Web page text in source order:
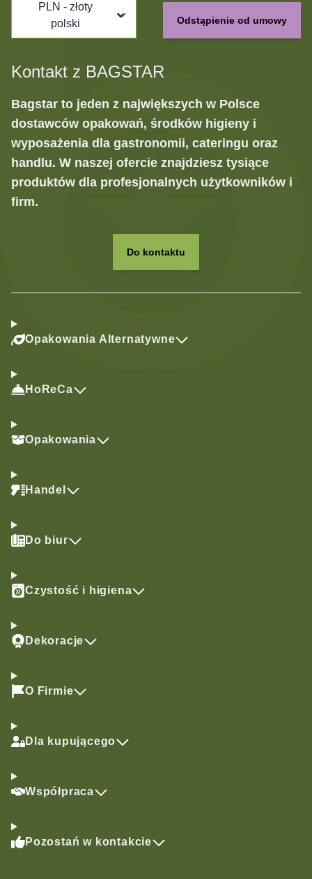
PLN - złoty
polski
Odstąpienie od umowy
Kontakt z BAGSTAR
Bagstar to jeden z największych w Polsce
dostawców opakowań, środków higieny i
wyposażenia dla gastronomii, cateringu oraz
handlu. W naszej ofercie znajdziesz tysiące
produktów dla profesjonalnych użytkowników i
firm.
Do kontaktu
Opakowania Alternatywne
HoReCa
Opakowania
Handel
Do biur
Czystość i higiena
Dekoracje
O Firmie
Dla kupującego
Współpraca
Pozostań w kontakcie